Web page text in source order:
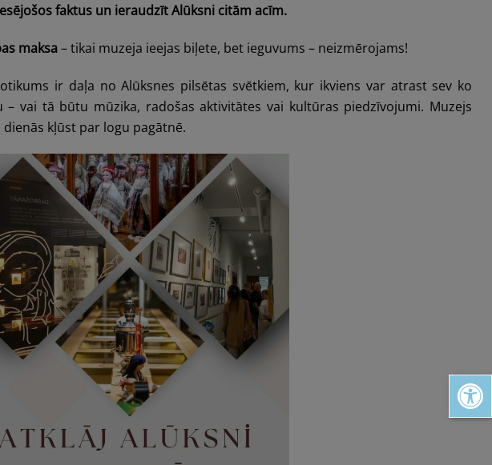
Open toolbar
faktus un ieraudzīt Alūksni citām acīm.
maksa– tikai muzeja ieejas biļete, bet ieguvums – neizmērojams!
ir daļa no Alūksnes pilsētas svētkiem, kur ikviens var atrast sev ko
– vai tā būtu mūzika, radošas aktivitātes vai kultūras piedzīvojumi. Muzejs
dienās kļūst par logu pagātnē.